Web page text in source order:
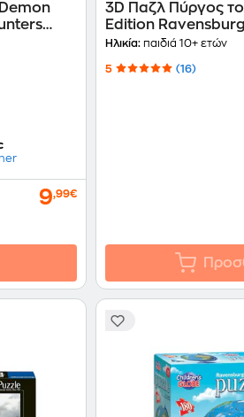
9,99€
3D Παζλ Πύργος
Edition
Κομμάτια)
Ηλικία:παιδιά 10+ ετών
5 (16)